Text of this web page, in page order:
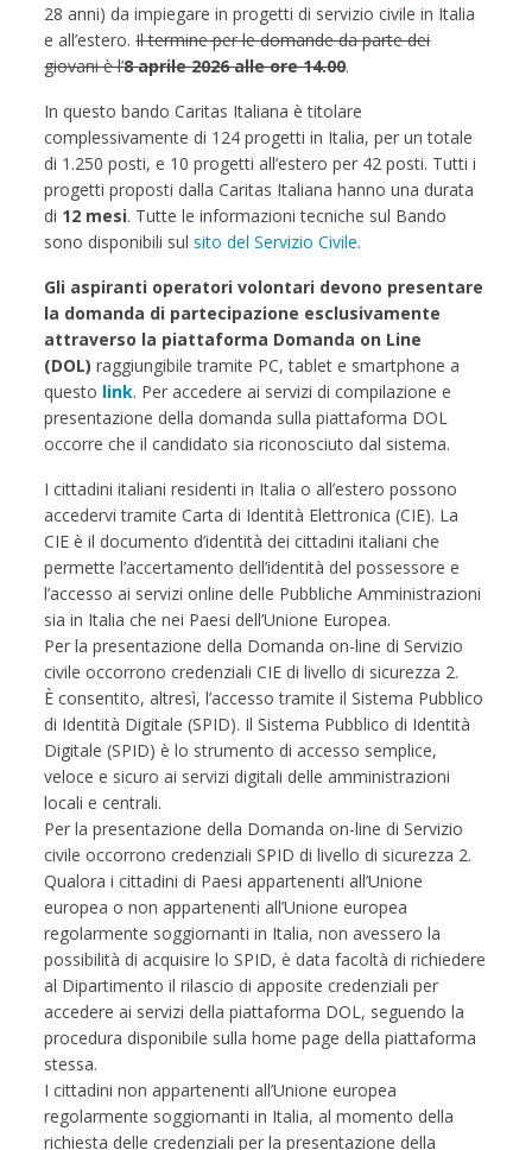
28 anni) da impiegare in progetti di servizio civile in Italia
e all’estero.Il termine per le domande da parte dei
giovani è l’8 aprile 2026 alle ore 14.00.
In questo bando Caritas Italiana è titolare
complessivamente di 124 progetti in Italia, per un totale
di 1.250 posti, e 10 progetti all’estero per 42 posti. Tutti i
progetti proposti dalla Caritas Italiana hanno una durata
di 12 mesi. Tutte le informazioni tecniche sul Bando
sono disponibili sulsito del Servizio Civile.
Gli aspiranti operatori volontari devono presentare
la domanda di partecipazione esclusivamente
attraverso la piattaforma Domanda on Line
(DOL) raggiungibile tramite PC, tablet e smartphone a
questo link. Per accedere ai servizi di compilazione e
presentazione della domanda sulla piattaforma DOL
occorre che il candidato sia riconosciuto dal sistema.
I cittadini italiani residenti in Italia o all’estero possono
accedervi tramite Carta di Identità Elettronica (CIE). La
CIE è il documento d’identità dei cittadini italiani che
permette l’accertamento dell’identità del possessore e
l’accesso ai servizi online delle Pubbliche Amministrazioni
sia in Italia che nei Paesi dell’Unione Europea.
Per la presentazione della Domanda on-line di Servizio
civile occorrono credenziali CIE di livello di sicurezza 2.
È consentito, altresì, l’accesso tramite il Sistema Pubblico
di Identità Digitale (SPID). Il Sistema Pubblico di Identità
Digitale (SPID) è lo strumento di accesso semplice,
veloce e sicuro ai servizi digitali delle amministrazioni
locali e centrali.
Per la presentazione della Domanda on-line di Servizio
civile occorrono credenziali SPID di livello di sicurezza 2.
Qualora i cittadini di Paesi appartenenti all’Unione
europea o non appartenenti all’Unione europea
regolarmente soggiornanti in Italia, non avessero la
possibilità di acquisire lo SPID, è data facoltà di richiedere
al Dipartimento il rilascio di apposite credenziali per
accedere ai servizi della piattaforma DOL, seguendo la
procedura disponibile sulla home page della piattaforma
stessa.
I cittadini non appartenenti all’Unione europea
regolarmente soggiornanti in Italia, al momento della
richiesta delle credenziali per la presentazione della